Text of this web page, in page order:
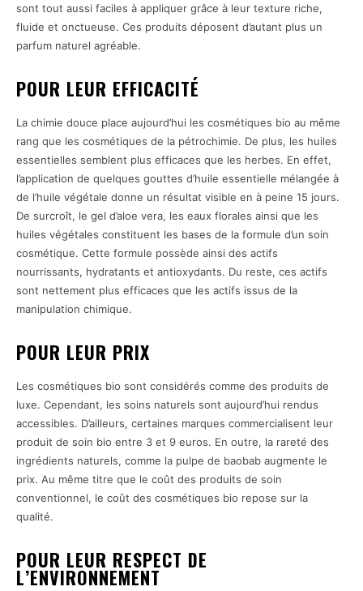
sont tout aussi faciles à appliquer grâce à leur texture riche,
fluide et onctueuse. Ces produits déposent d’autant plus un
parfum naturel agréable.
POUR LEUR EFFICACITÉ
La chimie douce place aujourd’hui les cosmétiques bio au même
rang que les cosmétiques de la pétrochimie. De plus, les huiles
essentielles semblent plus efficaces que les herbes. En effet,
l’application de quelques gouttes d’huile essentielle mélangée à
de l’huile végétale donne un résultat visible en à peine 15 jours.
De surcroît, le gel d’aloe vera, les eaux florales ainsi que les
huiles végétales constituent les bases de la formule d’un soin
cosmétique. Cette formule possède ainsi des actifs
nourrissants, hydratants et antioxydants. Du reste, ces actifs
sont nettement plus efficaces que les actifs issus de la
manipulation chimique.
POUR LEUR PRIX
Les cosmétiques bio sont considérés comme des produits de
luxe. Cependant, les soins naturels sont aujourd’hui rendus
accessibles. D’ailleurs, certaines marques commercialisent leur
produit de soin bio entre 3 et 9 euros. En outre, la rareté des
ingrédients naturels, comme la pulpe de baobab augmente le
prix. Au même titre que le coût des produits de soin
conventionnel, le coût des cosmétiques bio repose sur la
qualité.
POUR LEUR RESPECT DE
L’ENVIRONNEMENT